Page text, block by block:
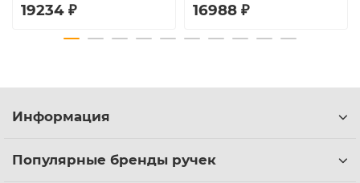
19234 ₽ 16988 ₽
Информация
Популярные бренды ручек